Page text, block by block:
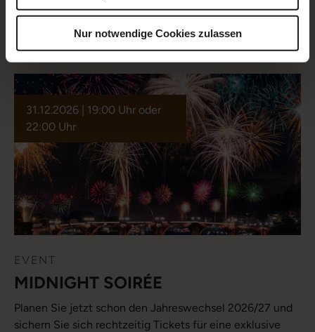
Nur notwendige Cookies zulassen
spektakulärer Ausblick.
31.12.2026 | 19:00 Uhr oder
22:00 Uhr
EVENT
MIDNIGHT SOIRÉE
Planen Sie jetzt schon den Jahreswechsel 2026/27 und
sichern Sie sich rechtzeitig Tickets für eine exklusive